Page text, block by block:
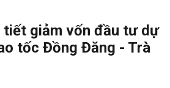
tiết giảm vốn đầu tư dự
tốc Đồng Đăng - Trà